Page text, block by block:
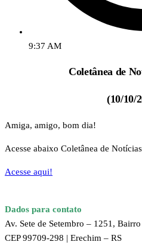
9:37 AM
Coletânea de
(10/10/
Amiga, amigo, bom dia!
Acesse abaixo Coletânea de
Acesse aqui!
Dados para contato
Av. Sete de Setembro – 1251,
CEP 99709-298 | Erechim – RS